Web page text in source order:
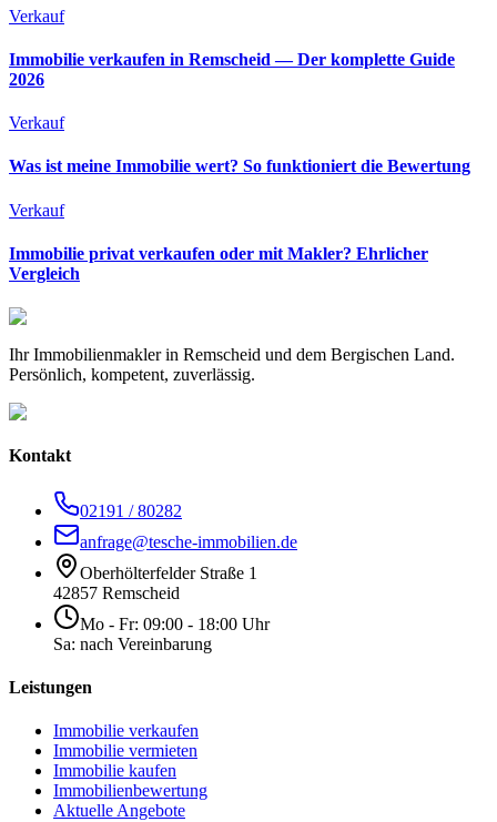
Verkauf
Immobilie verkaufen in Remscheid — Der komplette Guide
2026
Verkauf
Was ist meine Immobilie wert? So funktioniert die Bewertung
Verkauf
Immobilie privat verkaufen oder mit Makler? Ehrlicher
Vergleich
Ihr Immobilienmakler in Remscheid und dem Bergischen Land.
Persönlich, kompetent, zuverlässig.
Kontakt
02191 / 80282
anfrage@tesche-immobilien.de
Oberhölterfelder Straße 1
42857 Remscheid
Mo - Fr: 09:00 - 18:00 Uhr
Sa: nach Vereinbarung
Leistungen
Immobilie verkaufen
Immobilie vermieten
Immobilie kaufen
Immobilienbewertung
Aktuelle Angebote